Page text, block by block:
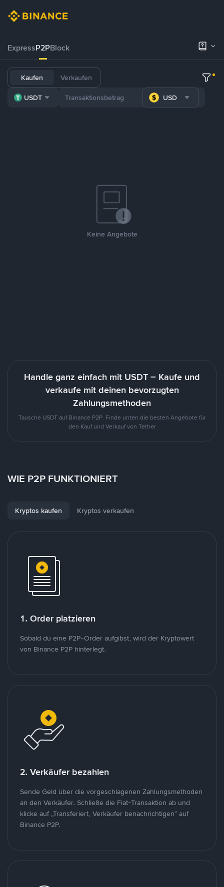
ExpressP2PBlock
Kaufen Verkaufen
USDT USD
Keine Angebote
Handle ganz einfach mit USDT – Kaufe und
verkaufe mit deinen bevorzugten
Zahlungsmethoden
Tausche USDT auf Binance P2P. Finde unten die besten Angebote für
den Kauf und Verkauf von Tether
WIE P2P FUNKTIONIERT
Kryptos kaufen Kryptos verkaufen
1. Order platzieren
Sobald du eine P2P-Order aufgibst, wird der Kryptowert
von Binance P2P hinterlegt.
2. Verkäufer bezahlen
Sende Geld über die vorgeschlagenen Zahlungsmethoden
an den Verkäufer. Schließe die Fiat-Transaktion ab und
klicke auf „Transferiert, Verkäufer benachrichtigen“ auf
Binance P2P.